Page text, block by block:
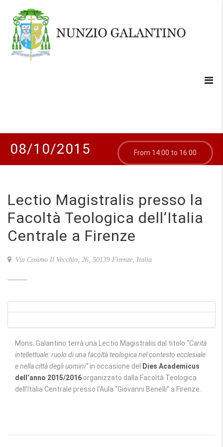
08/10/2015 From 14:00 to 16:00
Lectio Magistralis presso la
Facoltà Teologica dell’Italia
Centrale a Firenze
Via Cosimo Il Vecchio, 26, 50139 Firenze, Italia
Mons. Galantino terrà una Lectio Magistralis dal titolo “Carità
intellettuale: ruolo di una facoltà teologica nel contesto ecclesiale
e nella città degli uomini”in occasione del
Dies Academicus
dell’anno 2015/2016 organizzato dalla Facoltà Teologica
dell’Italia Centrale presso l’Aula “Giovanni Benelli” a Firenze.